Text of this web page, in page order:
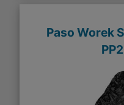
Paso Worek